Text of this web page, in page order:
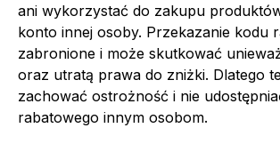
ani wykorzystać do zakupu
konto innej osoby. Przekazanie kodu
zabronione i może skutkować
oraz utratą prawa do zniżki. Dlatego
zachować ostrożność i nie
rabatowego innym osobom.